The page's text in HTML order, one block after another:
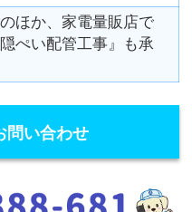
ほか、家電量販店で
ぺい配管工事』も承
問い合わせ